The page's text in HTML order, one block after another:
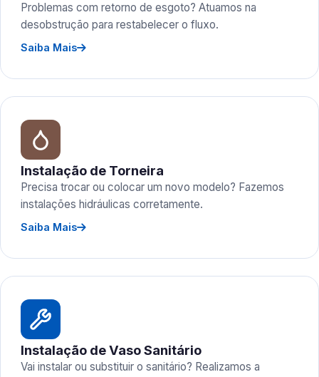
Problemas com retorno de esgoto? Atuamos na
desobstrução para restabelecer o fluxo.
Saiba Mais
Instalação de Torneira
Precisa trocar ou colocar um novo modelo? Fazemos
instalações hidráulicas corretamente.
Saiba Mais
Instalação de Vaso Sanitário
Vai instalar ou substituir o sanitário? Realizamos a